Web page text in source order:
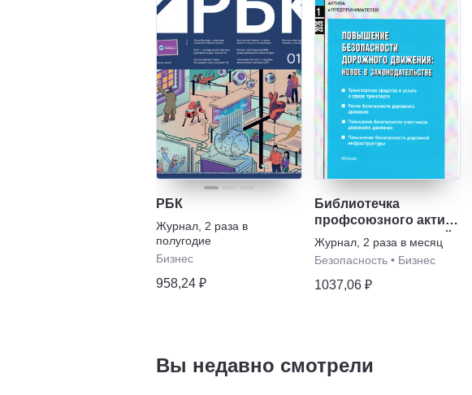
РБК
Журнал 2 раза в
полугодие
Бизнес
958,24 ₽
Библиотечка
профсоюзного актива
и предпринимателей
Журнал 2 раза в месяц
Безопасность • Бизнес
1037,06 ₽
Вы недавно смотрели